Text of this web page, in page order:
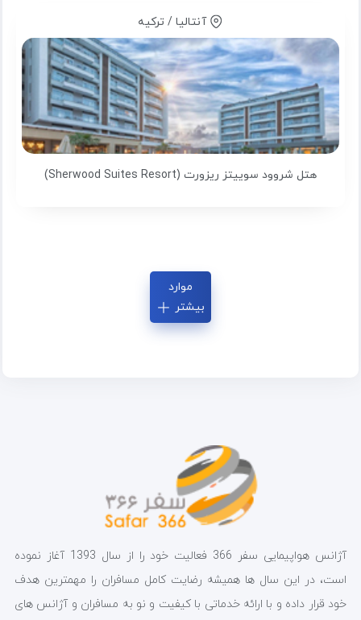
آنتالیا / ترکیه
هتل شروود سوییتز ریزورت (Sherwood Suites Resort)
موارد
بیشتر
آژانس هواپیمایی سفر 366 فعالیت خود را از سال 1393 آغاز نموده
است، در این سال ها همیشه رضایت کامل مسافران را مهمترین هدف
خود قرار داده و با ارائه خدماتی با کیفیت و نو به مسافران و آژانس های